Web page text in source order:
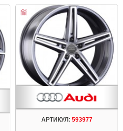
АРТИКУЛ: 593977